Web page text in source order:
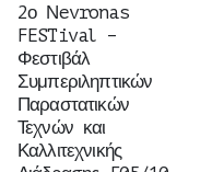
2ο Νevronas
FESTival –
Φεστιβάλ
Συμπεριληπτικών
Παραστατικών
Τεχνών και
Καλλιτεχνικής